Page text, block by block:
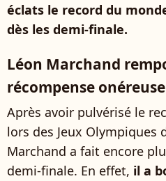
éclats le record du
dès les demi-finale.
Léon Marchand
récompense onéreuse
Après avoir pulvérisé le
lors des Jeux Olympiques
Marchand a fait encore
demi-finale. En effet, il a